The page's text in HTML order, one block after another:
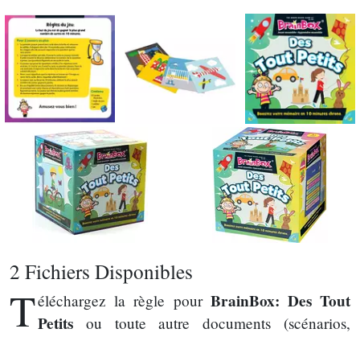
2 Fichiers Disponibles
Téléchargez la règle pour BrainBox: Des Tout
Petits ou toute autre documents (scénarios,